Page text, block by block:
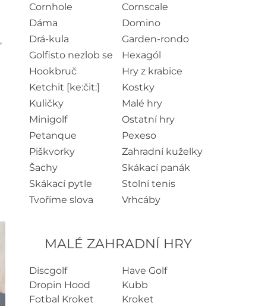
,
Cornhole
Cornscale
Dáma
Domino
Drá-kula
Garden-rondo
Golfisto nezlob se
Hexagól
Hookbruč
Hry z krabice
Ketchit [ke:čit:]
Kostky
Kuličky
Malé hry
Minigolf
Ostatní hry
Petanque
Pexeso
Piškvorky
Zahradní kuželky
Šachy
Skákací panák
Skákací pytle
Stolní tenis
Tvoříme slova
Vrhcáby
MALÉ ZAHRADNÍ HRY
Discgolf
Dropin Hood
Fotbal Kroket
Have Golf
Kubb
Kroket